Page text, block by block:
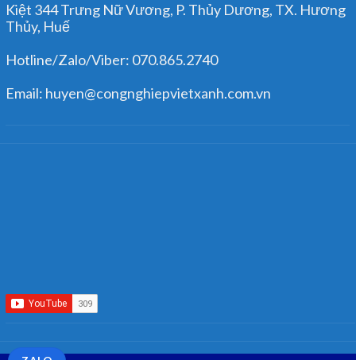
Kiệt 344 Trưng Nữ Vương, P. Thủy Dương, TX. Hương
Thủy, Huế
Hotline/Zalo/Viber: 070.865.2740
Email: huyen@congnghiepvietxanh.com.vn